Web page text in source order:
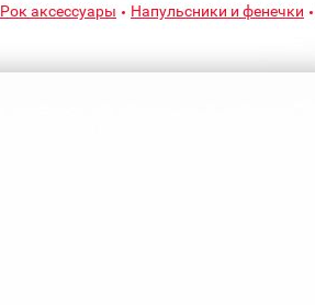
Рок аксессуары Напульсники и фенечки